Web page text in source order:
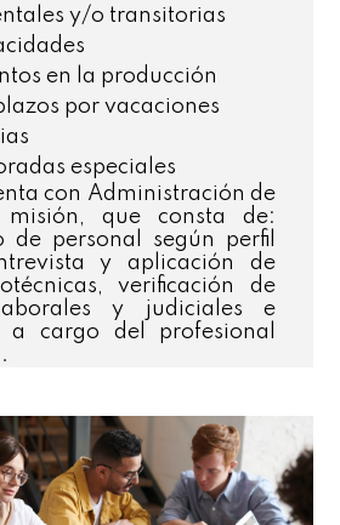
y/o transitorias
en la producción
por vacaciones
especiales
con Administración de
misión, que consta de:
de personal según perfil
y aplicación de
verificación de
y judiciales e
a cargo del profesional